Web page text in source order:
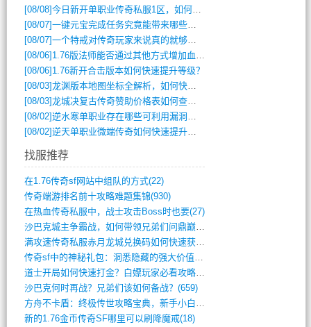
[08/08]今日新开单职业传奇私服1区，如何快速升级与获取顶级装备？
[08/07]一键元宝完成任务究竟能带来哪些超值优势？
[08/07]一个特戒对传奇玩家来说真的就够用了吗？
[08/06] 1.76版法师能否通过其他方式增加血量？
[08/06] 1.76新开合击版本如何快速提升等级？
[08/03]龙渊版本地图坐标全解析，如何快速定位BOSS位置？
[08/03]龙城决复古传奇赞助价格表如何查询？
[08/02]逆水寒单职业存在哪些可利用漏洞？如何快速提升战力？
[08/02]逆天单职业微端传奇如何快速提升战力？新手必看攻略
找服推荐
在1.76传奇sf网站中组队的方式(22)
传奇端游排名前十攻略难题集锦(930)
在热血传奇私服中，战士攻击Boss时也要(27)
沙巴克城主争霸战，如何带领兄弟们问鼎巅峰(565)
满攻速传奇私服赤月龙城兑换码如何快速获取(676)
传奇sf中的神秘礼包：洞悉隐藏的强大价值(427)
道士开局如何快速打金？白嫖玩家必看攻略(5)
沙巴克何时再战？兄弟们该如何备战？(659)
方舟不卡盾：终极传世攻略宝典，新手小白逆(495)
新的1.76金币传奇SF哪里可以刷降魔戒(18)